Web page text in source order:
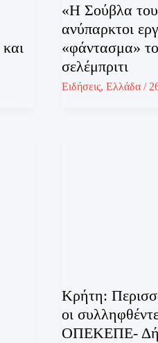
«Η Σούβλα
ανύπαρκτοι
«φάντασμα»
σελέμπριτι
Ειδήσεις, Ελλάδα/
Κρήτη:
οι
ΟΠΕΚΕΠΕ-